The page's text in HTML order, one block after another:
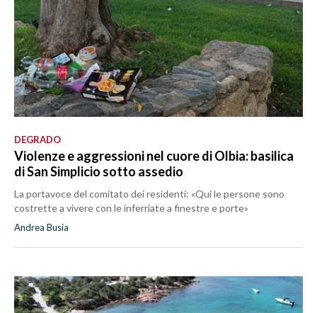
DEGRADO
Violenze e aggressioni nel cuore di Olbia: basilica
di San Simplicio sotto assedio
La portavoce del comitato dei residenti: «Qui le persone sono
costrette a vivere con le inferriate a finestre e porte»
Andrea Busia